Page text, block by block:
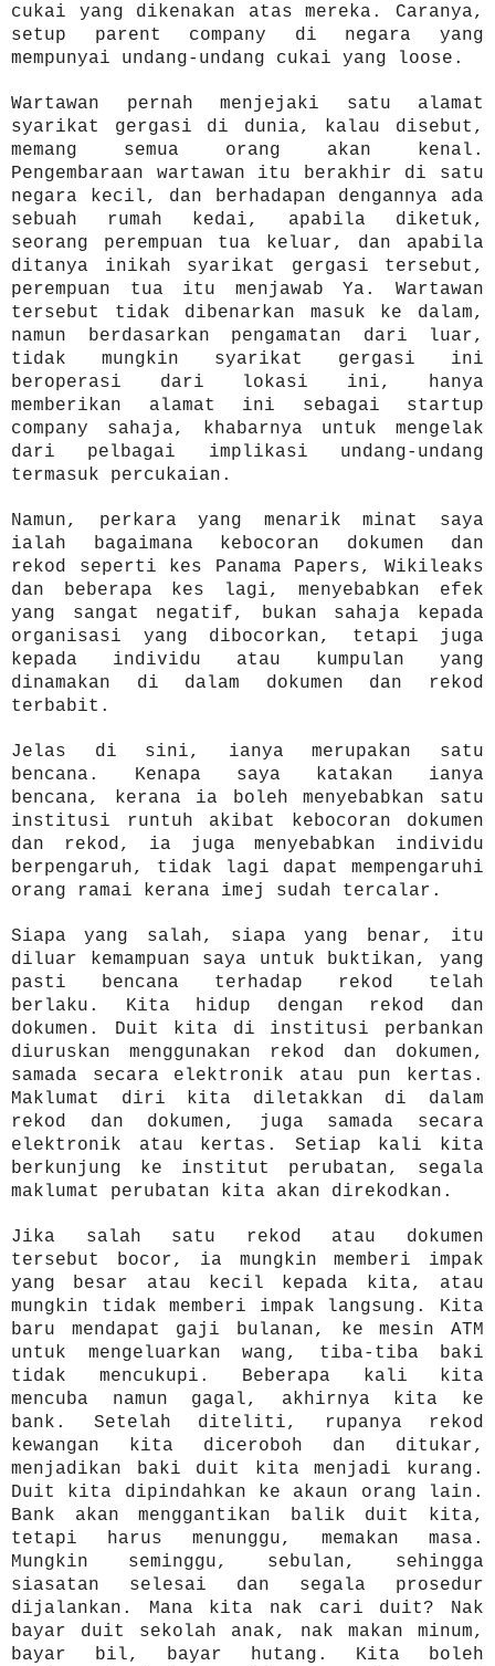
cukai yang dikenakan atas mereka. Caranya,
setup parent company di negara yang
mempunyai undang-undang cukai yang loose.
Wartawan pernah menjejaki satu alamat
syarikat gergasi di dunia, kalau disebut,
memang semua orang akan kenal.
Pengembaraan wartawan itu berakhir di satu
negara kecil, dan berhadapan dengannya ada
sebuah rumah kedai, apabila diketuk,
seorang perempuan tua keluar, dan apabila
ditanya inikah syarikat gergasi tersebut,
perempuan tua itu menjawab Ya. Wartawan
tersebut tidak dibenarkan masuk ke dalam,
namun berdasarkan pengamatan dari luar,
tidak mungkin syarikat gergasi ini
beroperasi dari lokasi ini, hanya
memberikan alamat ini sebagai startup
company sahaja, khabarnya untuk mengelak
dari pelbagai implikasi undang-undang
termasuk percukaian.
Namun, perkara yang menarik minat saya
ialah bagaimana kebocoran dokumen dan
rekod seperti kes Panama Papers, Wikileaks
dan beberapa kes lagi, menyebabkan efek
yang sangat negatif, bukan sahaja kepada
organisasi yang dibocorkan, tetapi juga
kepada individu atau kumpulan yang
dinamakan di dalam dokumen dan rekod
terbabit.
Jelas di sini, ianya merupakan satu
bencana. Kenapa saya katakan ianya
bencana, kerana ia boleh menyebabkan satu
institusi runtuh akibat kebocoran dokumen
dan rekod, ia juga menyebabkan individu
berpengaruh, tidak lagi dapat mempengaruhi
orang ramai kerana imej sudah tercalar.
Siapa yang salah, siapa yang benar, itu
diluar kemampuan saya untuk buktikan, yang
pasti bencana terhadap rekod telah
berlaku. Kita hidup dengan rekod dan
dokumen. Duit kita di institusi perbankan
diuruskan menggunakan rekod dan dokumen,
samada secara elektronik atau pun kertas.
Maklumat diri kita diletakkan di dalam
rekod dan dokumen, juga samada secara
elektronik atau kertas. Setiap kali kita
berkunjung ke institut perubatan, segala
maklumat perubatan kita akan direkodkan.
Jika salah satu rekod atau dokumen
tersebut bocor, ia mungkin memberi impak
yang besar atau kecil kepada kita, atau
mungkin tidak memberi impak langsung. Kita
baru mendapat gaji bulanan, ke mesin ATM
untuk mengeluarkan wang, tiba-tiba baki
tidak mencukupi. Beberapa kali kita
mencuba namun gagal, akhirnya kita ke
bank. Setelah diteliti, rupanya rekod
kewangan kita diceroboh dan ditukar,
menjadikan baki duit kita menjadi kurang.
Duit kita dipindahkan ke akaun orang lain.
Bank akan menggantikan balik duit kita,
tetapi harus menunggu, memakan masa.
Mungkin seminggu, sebulan, sehingga
siasatan selesai dan segala prosedur
dijalankan. Mana kita nak cari duit? Nak
bayar duit sekolah anak, nak makan minum,
bayar bil, bayar hutang. Kita boleh